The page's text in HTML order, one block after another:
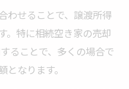
わせることで、譲渡所得
。特に相続空き家の売却
ることで、多くの場合で
なります。